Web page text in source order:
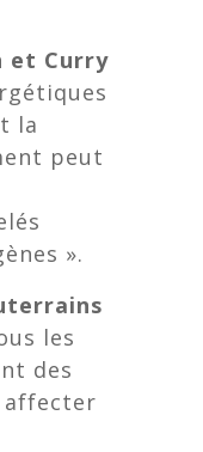
et Curry
la
peut
».
les
des